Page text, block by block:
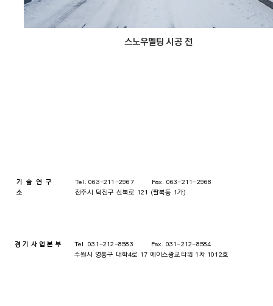
스노우멜팅 시공 전
기술연구
소
Tel. 063-211-2967 Fax. 063-211-2968
전주시 덕진구 신복로 121 (팔복동 1가)
경기사업본부
Tel. 031-212-8583 Fax. 031-212-8584
​수원시 영통구 대학4로 17 에이스광교타워 1차 1012호